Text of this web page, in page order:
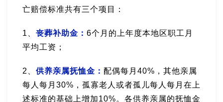
亡赔偿标准共有三个项目：
1、 丧葬补助金： 6个月的上年度本地区职工月
平均工资；
2、 供养亲属抚恤金： 配偶每月40%，其他亲属
每人每月30%，孤寡老人或者孤儿每人每月在上
述标准的基础上增加10%。各供养亲属的抚恤金